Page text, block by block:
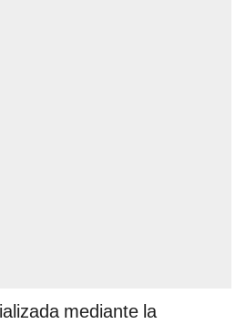
mediante la